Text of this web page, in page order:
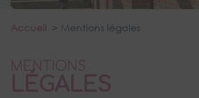
Accueil Mentions légales
MENTIONS
LÉGALES